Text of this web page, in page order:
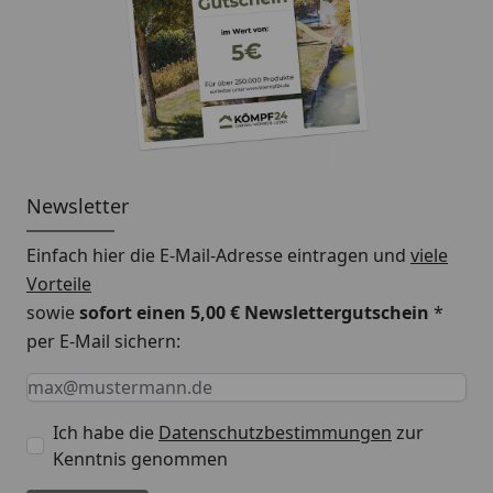
3125 Enzianblau
3181 Kiesel
3172 Seide
3186 Weiß matt
Farben als 0,75 l Gebinde
Deckkraft /
Pigmentanteil
30-33 % bei einem
Anstrich. Bei einem
Newsletter
Einfach hier die E-Mail-Adresse eintragen und viele
Vorteile
sowiesofort einen 5,00 € Newslettergutschein *
per E-Mail sichern:
Keine Eingabe erforderlich
Eingabe erforderlich
E-Mail *
Ich habe die Datenschutzbestimmungen zur
Kenntnis genommen